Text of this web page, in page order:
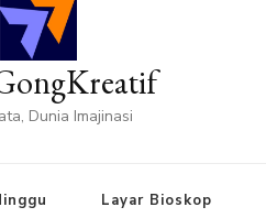
Dunia Imajinasi
Layar Bioskop